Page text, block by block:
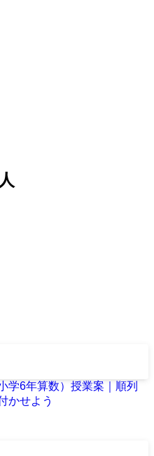
学6年算数）授業案｜順列
かせよう